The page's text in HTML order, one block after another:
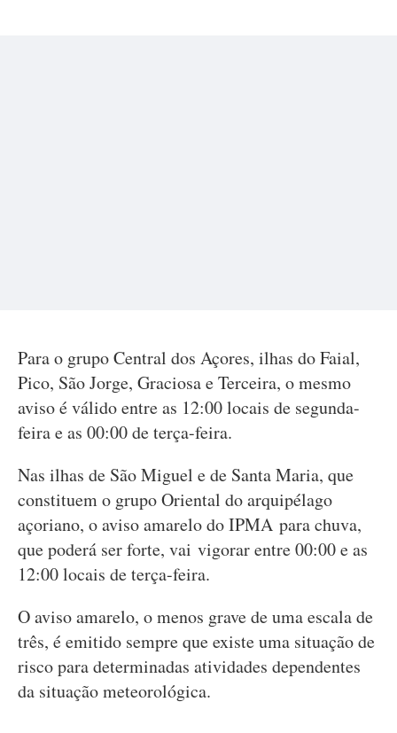
Para o grupo Central dos Açores, ilhas do Faial,
Pico, São Jorge, Graciosa e Terceira, o mesmo
aviso é válido entre as 12:00 locais de segunda-
feira e as 00:00 de terça-feira.
Nas ilhas de São Miguel e de Santa Maria, que
constituem o grupo Oriental do arquipélago
açoriano, o aviso amarelo do IPMA para chuva,
que poderá ser forte, vai vigorar entre 00:00 e as
12:00 locais de terça-feira.
O aviso amarelo, o menos grave de uma escala de
três, é emitido sempre que existe uma situação de
risco para determinadas atividades dependentes
da situação meteorológica.